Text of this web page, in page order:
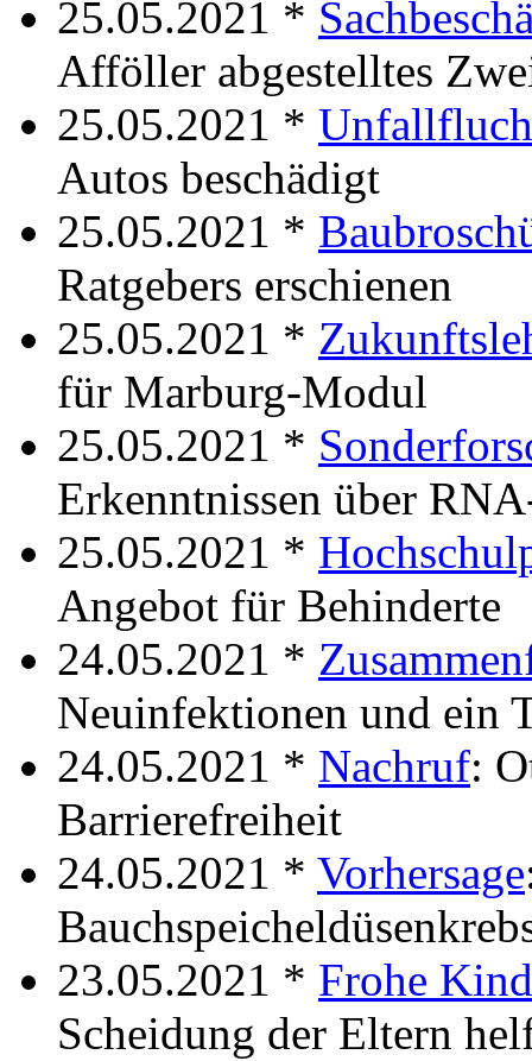
25.05.2021 *
Afföller abgestelltes
25.05.2021 *
Autos beschädigt
25.05.2021 *
Ratgebers erschienen
25.05.2021 *
für Marburg-Modul
25.05.2021 *
Erkenntnissen über
25.05.2021 *
Angebot für Behinderte
24.05.2021 *
Neuinfektionen und ein
24.05.2021 * Nachruf:
Barrierefreiheit
24.05.2021 * Vorhersage
23.05.2021 * Frohe
Scheidung der Eltern